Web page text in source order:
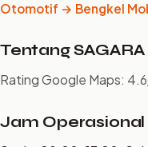
Otomotif → Bengkel
Tentang
Rating Google Maps:
Jam Operasional